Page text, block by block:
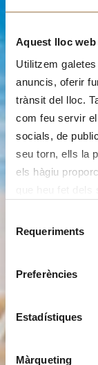
Aquest lloc
Utilitzem
anuncis, oferir
trànsit del lloc.
com feu servir
socials, de
seu torn, ells la
els hàgiu
Requeriments
Preferències
Estadístiques
Màrqueting